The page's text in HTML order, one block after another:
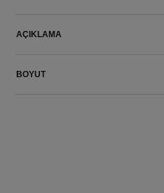
AÇIKLAMA
BOYUT